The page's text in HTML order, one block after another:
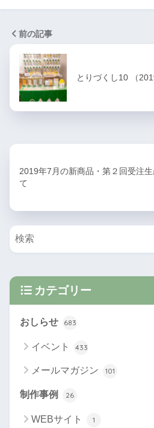
前の記事
とりづくし10 （
2019年7月の新商品・第２回受注
て
カテゴリー
おしらせ 683
イベント 433
メールマガジン 101
制作事例 26
WEBサイト 1